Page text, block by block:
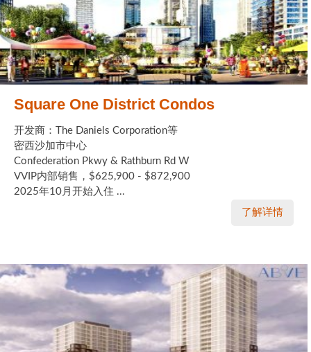
Square One District Condos
开发商：The Daniels Corporation等
密西沙加市中心
Confederation Pkwy & Rathburn Rd W
VVIP内部销售，$625,900 - $872,900
2025年10月开始入住 ...
了解详情